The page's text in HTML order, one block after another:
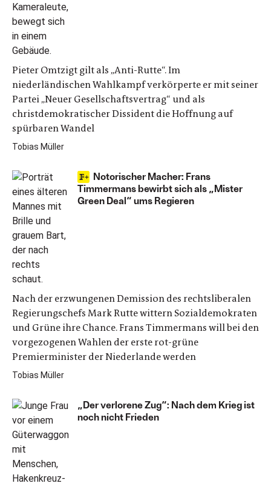
Pieter Omtzigt gilt als „Anti-Rutte“. Im
niederländischen Wahlkampf verkörperte er mit seiner
Partei „Neuer Gesellschaftsvertrag“ und als
christdemokratischer Dissident die Hoffnung auf
spürbaren Wandel
Tobias Müller
Notorischer Macher: Frans
Timmermans bewirbt sich als „Mister
Green Deal“ ums Regieren
Nach der erzwungenen Demission des rechtsliberalen
Regierungschefs Mark Rutte wittern Sozialdemokraten
und Grüne ihre Chance. Frans Timmermans will bei den
vorgezogenen Wahlen der erste rot-grüne
Premierminister der Niederlande werden
Tobias Müller
„Der verlorene Zug“: Nach dem Krieg ist
noch nicht Frieden